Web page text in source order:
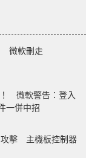
微軟刪走
微軟警告：登入
一併中招
攻擊 主機板控制器